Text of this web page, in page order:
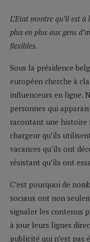
L’Etat montre qu’il est
plus en plus aux gens
flexibles.
Sous la présidence
européen cherche à
influenceurs en ligne.
personnes qui
racontant une histoire
chargeur qu’ils
vacances qu’ils ont
résistant qu’ils ont
C’est pourquoi de
sociaux ont non
signaler les contenus
à jour leurs lignes
publicité qui n’est pas